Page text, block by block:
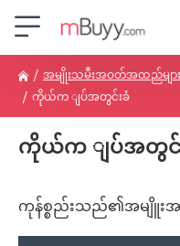
အမျိုးသမီးအဝတ်အထည်များ
ကိုယ်က ျပ်အတွင်းခံ
ကိုယ်က ျပ်အတွင်
ကုန်စ္စည်းသည်၏အမျိူးအ